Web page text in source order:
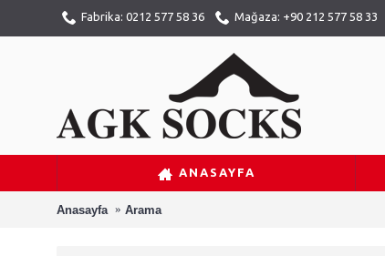
Fabrika: 0212 577 58 36 Mağaza: +90 212 577 58 33
ANASAYFA
Anasayfa Arama